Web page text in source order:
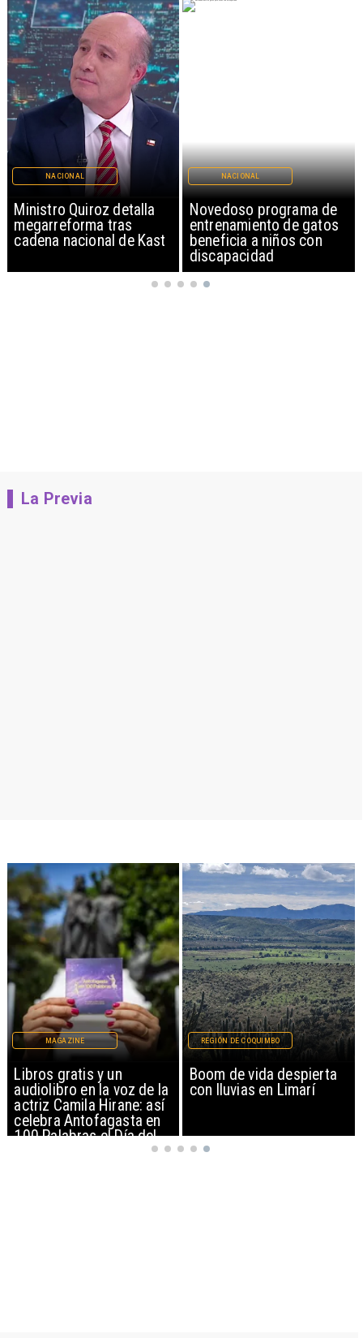
Ministro Quiroz detalla
megarreforma tras
cadena nacional de Kast
NACIONAL
Novedoso programa de
entrenamiento de gatos
beneficia a niños con
discapacidad
NACIONAL
La Previa
Boom de vida despierta
con lluvias en Limarí
REGIÓN DE COQUIMBO
Estudiantes de Tocopilla
representarán a Chile en
REGIONAL